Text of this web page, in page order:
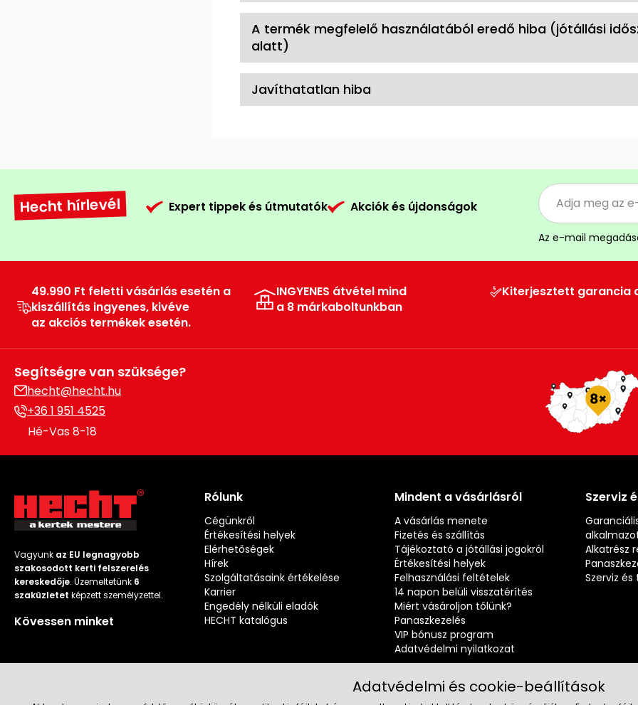
A termék megfelelő használatából eredő hiba (jótállási
alatt)
Javíthatatlan hiba
Hecht hírlevél Expert tippek és útmutatók Akciók és újdonságok
Az e-mail
49.990 Ft feletti vásárlás esetén a
kiszállítás ingyenes, kivéve
az akciós termékek esetén.
INGYENES átvétel mind
a 8 márkaboltunkban
Kiterjesztett garancia
Segítségre van szüksége?
hecht@hecht.hu
+36 1 951 4525
Hé-Vas 8-18
Vagyunk az EU legnagyobb
szakosodott kerti felszerelés
kereskedője. Üzemeltetünk 6
szaküzletet képzett személyzettel.
Kövessen minket
Rólunk
Cégünkről
Értékesítési helyek
Elérhetőségek
Hírek
Szolgáltatásaink értékelése
Karrier
Engedély nélküli eladók
HECHT katalógus
Mindent a vásárlásról
A vásárlás menete
Fizetés és szállítás
Tájékoztató a jótállási jogokról
Értékesítési helyek
Felhasználási feltételek
14 napon belüli visszatérítés
Miért vásároljon tőlünk?
Panaszkezelés
VIP bónusz program
Adatvédelmi nyilatkozat
Szerviz
Alkatrész
Szerviz
Adatvédelmi és cookie-beállítások